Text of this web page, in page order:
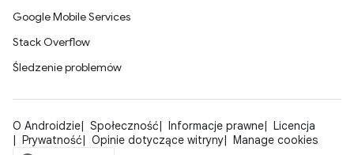
Google Mobile Services
Stack Overflow
Śledzenie problemów
O Androidzie Społeczność Informacje prawne
Licencja
Prywatność
Opinie dotyczące witryny Manage cookies